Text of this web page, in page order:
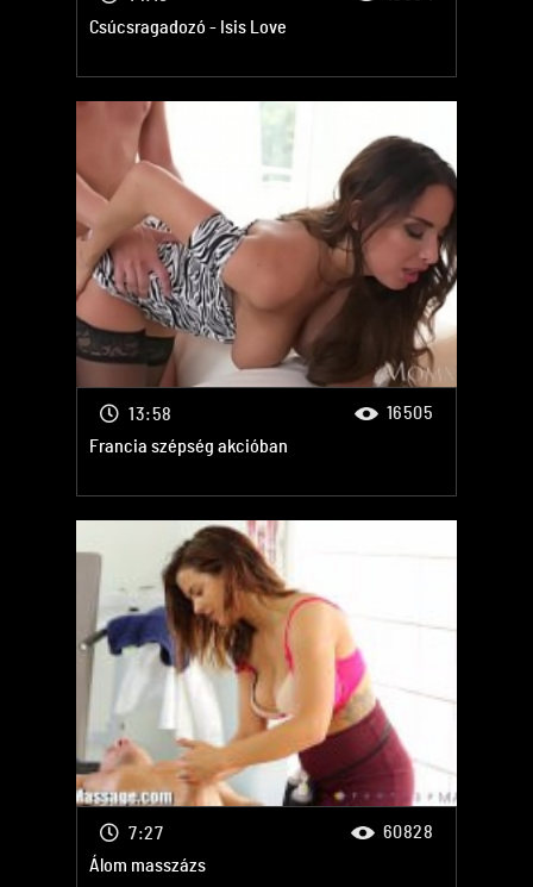
Csúcsragadozó - Isis Love
Francia szépség akcióban
13:58 16505
Álom masszázs
7:27 60828